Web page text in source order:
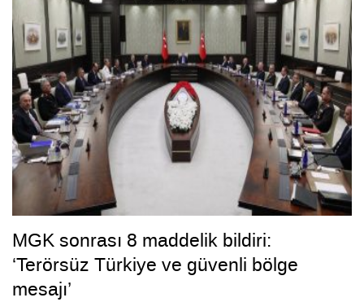
MGK sonrası 8 maddelik bildiri:
‘Terörsüz Türkiye ve güvenli bölge
mesajı’